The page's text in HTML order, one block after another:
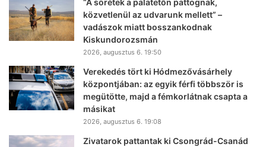
“A sörétek a palatetőn pattognak,
közvetlenül az udvarunk mellett” –
vadászok miatt bosszankodnak
Kiskundorozsmán
2026, augusztus 6. 19:50
Verekedés tört ki Hódmezővásárhely
központjában: az egyik férfi többször is
megütötte, majd a fémkorlátnak csapta a
másikat
2026, augusztus 6. 19:08
Zivatarok pattantak ki Csongrád-Csanád